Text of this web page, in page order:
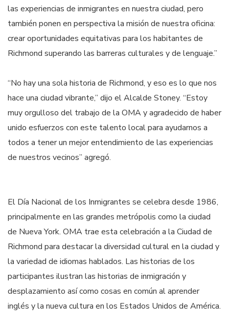
las experiencias de inmigrantes en nuestra ciudad, pero
también ponen en perspectiva la misión de nuestra oficina:
crear oportunidades equitativas para los habitantes de
Richmond superando las barreras culturales y de lenguaje.”
“No hay una sola historia de Richmond, y eso es lo que nos
hace una ciudad vibrante,” dijo el Alcalde Stoney. “Estoy
muy orgulloso del trabajo de la OMA y agradecido de haber
unido esfuerzos con este talento local para ayudarnos a
todos a tener un mejor entendimiento de las experiencias
de nuestros vecinos” agregó.
El Día Nacional de los Inmigrantes se celebra desde 1986,
principalmente en las grandes metrópolis como la ciudad
de Nueva York. OMA trae esta celebración a la Ciudad de
Richmond para destacar la diversidad cultural en la ciudad y
la variedad de idiomas hablados. Las historias de los
participantes ilustran las historias de inmigración y
desplazamiento así como cosas en común al aprender
inglés y la nueva cultura en los Estados Unidos de América.